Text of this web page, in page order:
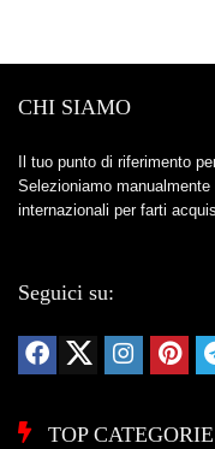
CHI SIAMO
Il tuo punto di riferimento
Selezioniamo
internazionali per farti
Seguici su:
TOP CATEGORIE